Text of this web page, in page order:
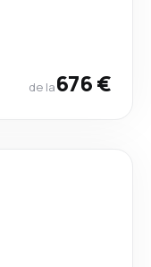
de la676 €